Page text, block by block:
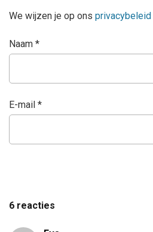
We wijzen je op ons privacybeleid
Naam *
E-mail *
6 reacties